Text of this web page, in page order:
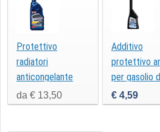
Protettivo
radiatori
anticongelante
da € 13,50
Additivo
protettivo
per gasolio
ml
€ 4,59